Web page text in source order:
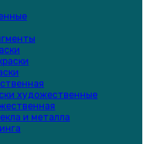
художественные
и металла